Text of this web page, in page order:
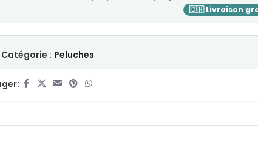
Catégorie : Peluches